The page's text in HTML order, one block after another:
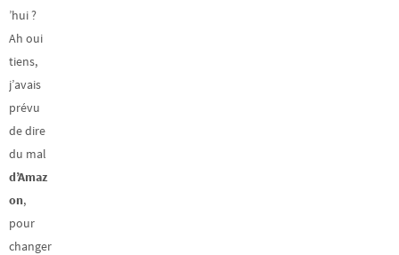
’hui ?
Ah oui
tiens,
j’avais
prévu
de dire
du mal
d’Amaz
on,
pour
changer